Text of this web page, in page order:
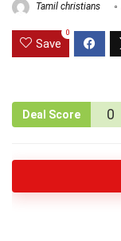
Tamil christians
Save
0
Deal Score 0